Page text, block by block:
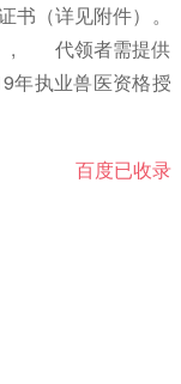
（详见附件）。
。, 代领者需提供
年执业兽医资格授
百度已收录